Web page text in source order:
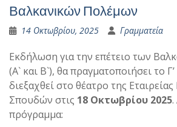
Βαλκανικών Πολέμων
14 Οκτωβρίου, 2025 Γραμματεία
Εκδήλωση για την επέτειο των
(Α` και Β`), θα πραγματοποιήσει το
διεξαχθεί στο θέατρο της
Σπουδών στις 18 Οκτωβρίου 2025.
πρόγραμμα: